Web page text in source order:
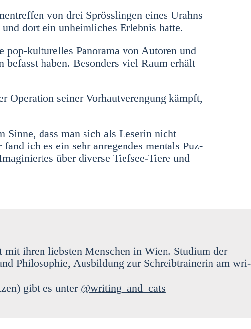
von drei Spröss­lin­gen eines Urahns
dort ein unheim­li­ches Erleb­nis hat­te.
kul­tu­rel­les Pan­ora­ma von Autoren und
haben. Beson­ders viel Raum erhält
Ope­ra­ti­on sei­ner Vor­haut­ver­en­gung kämpft,
Sin­ne, dass man sich als Lese­rin nicht
ich es ein sehr anre­gen­des men­tals Puz­
über diver­se Tief­see-Tie­re und
ihren liebs­ten Men­schen in Wien. Stu­di­um der
Phi­lo­so­phie, Aus­bil­dung zur Schreib­trai­ne­rin am wri­
gibt es unter @writing_and_cats